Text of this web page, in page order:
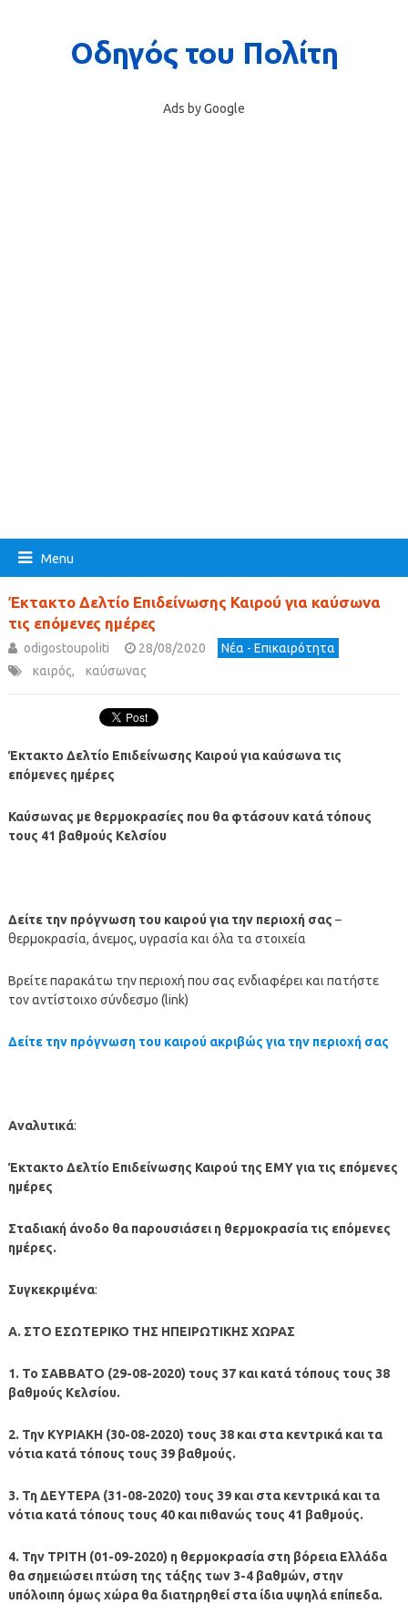
Ads by Google
Menu
Έκτακτο Δελτίο Επιδείνωσης Καιρού για καύσωνα
τις επόμενες ημέρες
odigostoupoliti 28/08/2020
Νέα - Επικαιρότητα
καιρός, καύσωνας
Έκτακτο Δελτίο Επιδείνωσης Καιρού για καύσωνα τις
επόμενες ημέρες
Καύσωνας με θερμοκρασίες που θα φτάσουν κατά τόπους
τους 41 βαθμούς Κελσίου
Δείτε την πρόγνωση του καιρού για την περιοχή σας –
θερμοκρασία, άνεμος, υγρασία και όλα τα στοιχεία
Βρείτε παρακάτω την περιοχή που σας ενδιαφέρει και πατήστε
τον αντίστοιχο σύνδεσμο (link)
Δείτε την πρόγνωση του καιρού ακριβώς για την περιοχή σας
Αναλυτικά:
Έκτακτο Δελτίο Επιδείνωσης Καιρού της ΕΜΥ για τις επόμενες
ημέρες
Σταδιακή άνοδο θα παρουσιάσει η θερμοκρασία τις επόμενες
ημέρες.
Συγκεκριμένα:
Α. ΣΤΟ ΕΣΩΤΕΡΙΚΟ ΤΗΣ ΗΠΕΙΡΩΤΙΚΗΣ ΧΩΡΑΣ
1. Το ΣΑΒΒΑΤΟ (29-08-2020) τους 37 και κατά τόπους τους 38
βαθμούς Κελσίου.
2. Την ΚΥΡΙΑΚΗ (30-08-2020) τους 38 και στα κεντρικά και τα
νότια κατά τόπους τους 39 βαθμούς.
3. Τη ΔΕΥΤΕΡΑ (31-08-2020) τους 39 και στα κεντρικά και τα
νότια κατά τόπους τους 40 και πιθανώς τους 41 βαθμούς.
4. Την ΤΡΙΤΗ (01-09-2020) η θερμοκρασία στη βόρεια Ελλάδα
θα σημειώσει πτώση της τάξης των 3-4 βαθμών, στην
υπόλοιπη όμως χώρα θα διατηρηθεί στα ίδια υψηλά επίπεδα.